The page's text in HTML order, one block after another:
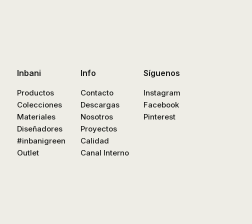
Inbani
Productos
Colecciones
Materiales
Diseñadores
#inbanigreen
Outlet
Info
Contacto
Descargas
Nosotros
Proyectos
Calidad
Canal Interno
Síguenos
Instagram
Facebook
Pinterest